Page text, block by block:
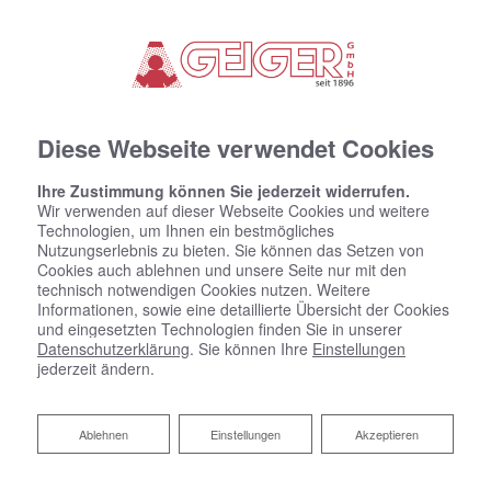
SANITÄRE ANLAGEN
BLECHNEREI
GASINSTALLATIONEN
Diese Webseite verwendet Cookies
Ihre Zustimmung können Sie jederzeit widerrufen.
Wir verwenden auf dieser Webseite Cookies und weitere
Technologien, um Ihnen ein bestmögliches
Nutzungserlebnis zu bieten. Sie können das Setzen von
Cookies auch ablehnen und unsere Seite nur mit den
technisch notwendigen Cookies nutzen. Weitere
Informationen, sowie eine detaillierte Übersicht der Cookies
und eingesetzten Technologien finden Sie in unserer
Datenschutzerklärung. Sie können Ihre Einstellungen
jederzeit ändern.
Akzeptieren
Einstellungen
Ablehnen
Ablehnen